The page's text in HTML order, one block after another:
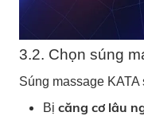
3.2. Chọn súng
Súng massage
Bị căng cơ lâu